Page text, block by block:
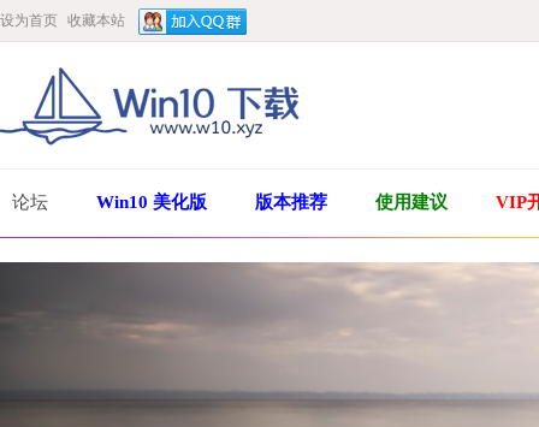
设为首页 收藏本站
论坛 Win10 美化版 版本推荐 使用建议 VIP